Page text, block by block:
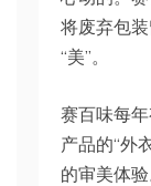
将废弃包
“美”。
赛百味每
产品的“外
的审美体